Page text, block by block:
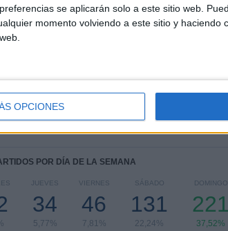
se aplicarán solo a este sitio web.
momento volviendo a este sitio y haciendo
OPCIONES
RANKING POR COMPETICIONES
Copa Ecuador
POR DÍA DE LA SEMANA
JUEVES
34
5,77%
VIERNES
46
7,81%
SÁBADO
131
22,24%
DOMINGO
221
37,52%